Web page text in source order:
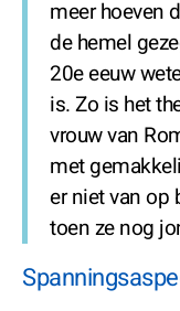
meer hoeven
de hemel
20e eeuw
is. Zo is het
vrouw van
met
er niet van op
toen ze nog